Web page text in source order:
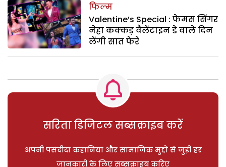
फिल्म
Valentine’s Special : फेमस सिंगर
नेहा कक्कड़ वैलेंटाइन डे वाले दिन
लेंगी सात फेरे
सरिता डिजिटल सब्सक्राइब करें
अपनी पसंदीदा कहानियां और सामाजिक मुद्दों से जुड़ी हर
जानकारी के लिए सब्सक्राइब करिए